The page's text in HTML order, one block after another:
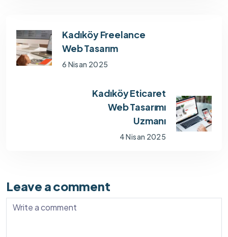
Kadıköy Freelance
Web Tasarım
6 Nisan 2025
Kadıköy Eticaret
Web Tasarımı
Uzmanı
4 Nisan 2025
Leave a comment